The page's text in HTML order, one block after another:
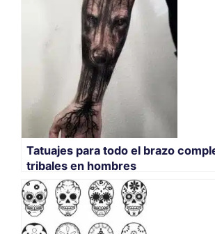
Tatuajes para todo el brazo
tribales en hombres